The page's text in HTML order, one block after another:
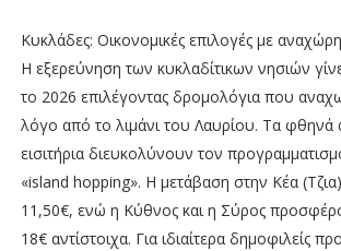
Κυκλάδες: Οικονομικές επιλογές με
Η εξερεύνηση των κυκλαδίτικων νησιών
το 2026 επιλέγοντας δρομολόγια που
λόγο από το λιμάνι του Λαυρίου. Τα φθηνά
εισιτήρια διευκολύνουν τον
«island hopping». Η μετάβαση στην Κέα (Τζια)
11,50€, ενώ η Κύθνος και η Σύρος
18€ αντίστοιχα. Για ιδιαίτερα δημοφιλείς